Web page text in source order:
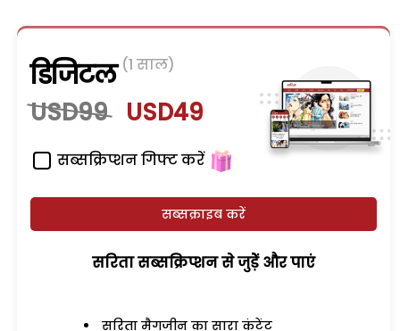
डिजिटल (1 साल)
USD99 USD49
सब्सक्रिप्शन गिफ्ट करें
सब्सक्राइब करें
सरिता सब्सक्रिप्शन से जुड़ेें और पाएं
सरिता मैगजीन का सारा कंटेंट